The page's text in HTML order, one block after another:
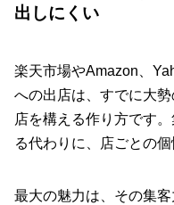
出しにくい
楽天市場やAmazon、
への出店は、すでに大
店を構える作り方です
る代わりに、店ごとの
最大の魅力は、その集